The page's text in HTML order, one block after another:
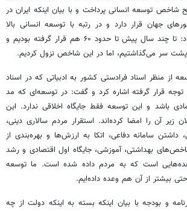
شاخص توسعه انسانی پرداخت و با بیان اینکه ایران در
کشورهای جهان قرار دارد و در رتبه با توسعه انسانی بالا
ارزیابی می‌شود، ادامه داد: تا چند سال پیش تا حدود ۶۰ هم قرار گرفته بودیم و
پشت سر می‌گذاشتیم، اما در این شاخص نزول کردیم.
منظر اسناد فرادستی کشور به ادبیاتی که در اسناد
توجه قرار گرفته اشاره کرد و گفت: در توسعه‌ای که مد
باشد و این توسعه فقط جایگاه اخلاقی ندارد. این
آن را امضا کرده‌اند. استقرار مردم سالاری دینی،
داشتن سامانه دفاعی، اتکا به ارزش‌ها و بهره‌بندی از
بهداشتی، آموزشی، جایگاه اول اقتصادی و رشد
است که به مردم داده شده است. ما توسعه
بیشتر از آن هم وعده داده‌ایم.
و بودجه با بیان اینکه بسته به اینکه دولت از چه